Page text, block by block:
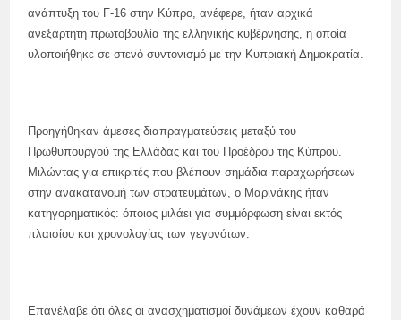
ανάπτυξη του F-16 στην Κύπρο, ανέφερε, ήταν αρχικά
ανεξάρτητη πρωτοβουλία της ελληνικής κυβέρνησης, η οποία
υλοποιήθηκε σε στενό συντονισμό με την Κυπριακή Δημοκρατία.
Προηγήθηκαν άμεσες διαπραγματεύσεις μεταξύ του
Πρωθυπουργού της Ελλάδας και του Προέδρου της Κύπρου.
Μιλώντας για επικριτές που βλέπουν σημάδια παραχωρήσεων
στην ανακατανομή των στρατευμάτων, ο Μαρινάκης ήταν
κατηγορηματικός: όποιος μιλάει για συμμόρφωση είναι εκτός
πλαισίου και χρονολογίας των γεγονότων.
Επανέλαβε ότι όλες οι ανασχηματισμοί δυνάμεων έχουν καθαρά